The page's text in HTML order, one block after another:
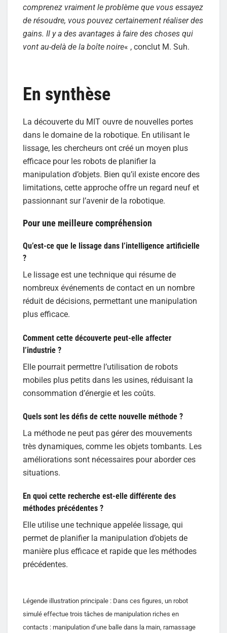
comprenez vraiment le problème que vous essayez
de résoudre, vous pouvez certainement réaliser des
gains. Il y a des avantages à faire des choses qui
vont au-delà de la boîte noire« , conclut M. Suh.
En synthèse
La découverte du MIT ouvre de nouvelles portes
dans le domaine de la robotique. En utilisant le
lissage, les chercheurs ont créé un moyen plus
efficace pour les robots de planifier la
manipulation d’objets. Bien qu’il existe encore des
limitations, cette approche offre un regard neuf et
passionnant sur l’avenir de la robotique.
Pour une meilleure compréhension
Qu’est-ce que le lissage dans l’intelligence artificielle
?
Le lissage est une technique qui résume de
nombreux événements de contact en un nombre
réduit de décisions, permettant une manipulation
plus efficace.
Comment cette découverte peut-elle affecter
l’industrie ?
Elle pourrait permettre l’utilisation de robots
mobiles plus petits dans les usines, réduisant la
consommation d’énergie et les coûts.
Quels sont les défis de cette nouvelle méthode ?
La méthode ne peut pas gérer des mouvements
très dynamiques, comme les objets tombants. Les
améliorations sont nécessaires pour aborder ces
situations.
En quoi cette recherche est-elle différente des
méthodes précédentes ?
Elle utilise une technique appelée lissage, qui
permet de planifier la manipulation d’objets de
manière plus efficace et rapide que les méthodes
précédentes.
Légende illustration principale : Dans ces figures, un robot
simulé effectue trois tâches de manipulation riches en
contacts : manipulation d’une balle dans la main, ramassage